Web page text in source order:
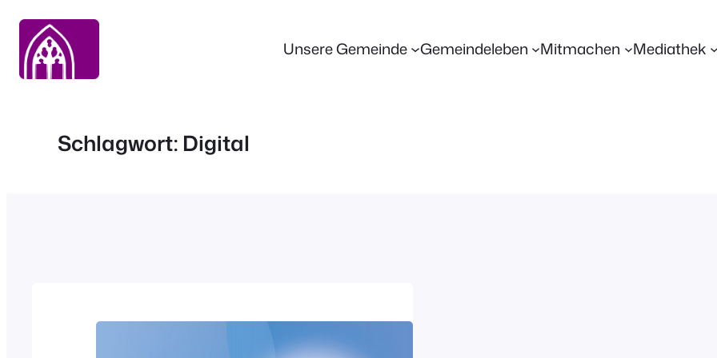
Zum
Inhalt
springen
Unsere Gemeinde Gemeindeleben Mitmachen Mediathek
Schlagwort: Digital